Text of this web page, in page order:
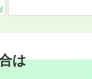
は